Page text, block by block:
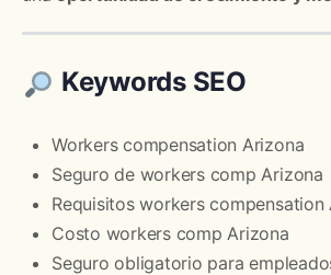
Keywords SEO
Workers compensation Arizona
Seguro de workers comp Arizona
Requisitos workers compensation
Costo workers comp Arizona
Seguro obligatorio para